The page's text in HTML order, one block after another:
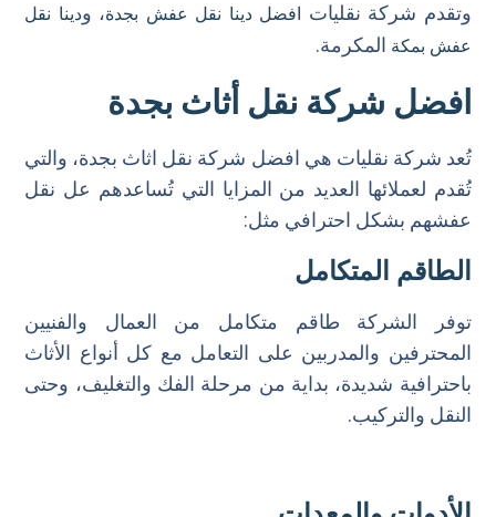
وتقدم شركة نقليات افضل دينا نقل عفش بجدة، ودينا نقل
عفش بمكة المكرمة.
افضل شركة نقل أثاث بجدة
تُعد شركة نقليات هي افضل شركة نقل اثاث بجدة، والتي
تُقدم لعملائها العديد من المزايا التي تُساعدهم عل نقل
عفشهم بشكل احترافي مثل:
الطاقم المتكامل
توفر الشركة طاقم متكامل من العمال والفنيين
المحترفين والمدربين على التعامل مع كل أنواع الأثاث
باحترافية شديدة، بداية من مرحلة الفك والتغليف، وحتى
النقل والتركيب.